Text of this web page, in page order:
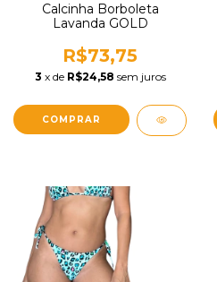
Calcinha Borboleta
Lavanda GOLD
R$73,75
3 x de R$24,58 sem juros
COMPRAR